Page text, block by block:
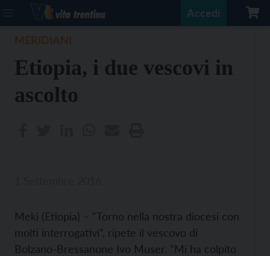
Accedi
Etiopia, i due vescovi in
ascolto
Meki (Etiopia) – “Torno nella nostra diocesi con
molti interrogativi”, ripete il vescovo di
Bolzano-Bressanone Ivo Muser. “Mi ha colpito